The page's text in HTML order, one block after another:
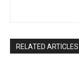
RELATED ARTICLES